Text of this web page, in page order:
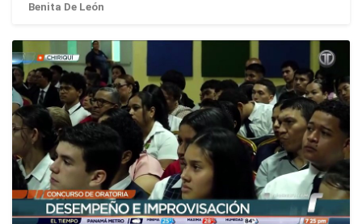
Benita De León